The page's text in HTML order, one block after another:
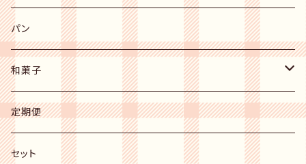
パン
和菓子
上生菓子
mochiri棒
定期便
セット